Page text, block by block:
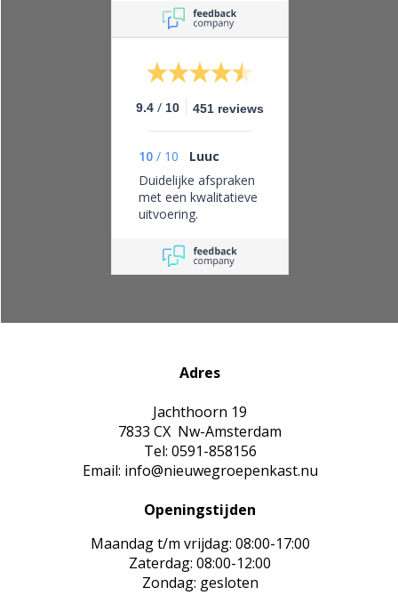
bedrijf, eerlijk zaken
doen en leveren wat
je belooft.
9.4 / 10 451 reviews
10 / 10
Luuc
Duidelijke afspraken
met een kwalitatieve
uitvoering.
Adres
Jachthoorn 19
7833 CX Nw-Amsterdam
Tel: 0591-858156
Email: info@nieuwegroepenkast.nu
Openingstijden
Maandag t/m vrijdag: 08:00-17:00
Zaterdag: 08:00-12:00
Zondag: gesloten